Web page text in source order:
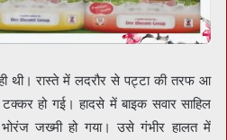
थी। रास्ते में लदरौर से पट्टा की तरफ आ
हो गई। हादसे में बाइक सवार साहिल
भोरंज जख्मी हो गया। उसे गंभीर हालत में